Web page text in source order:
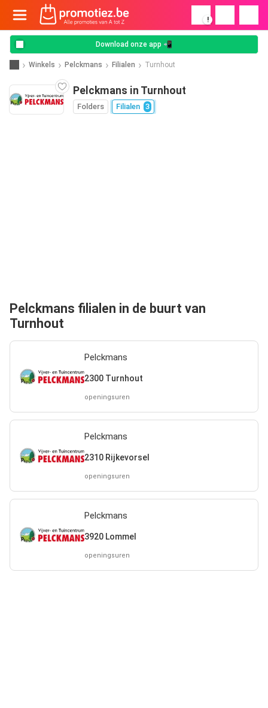
!
Download onze app 📲
Winkels Pelckmans Filialen Turnhout
Pelckmans in Turnhout
Folders Filialen 3
Pelckmans filialen in de buurt van
Turnhout
Pelckmans
2300 Turnhout
openingsuren
Pelckmans
2310 Rijkevorsel
openingsuren
Pelckmans
3920 Lommel
openingsuren